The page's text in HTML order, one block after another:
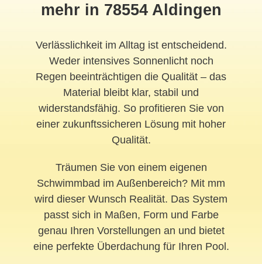
mehr in 78554 Aldingen
Verlässlichkeit im Alltag ist entscheidend.
Weder intensives Sonnenlicht noch
Regen beeinträchtigen die Qualität – das
Material bleibt klar, stabil und
widerstandsfähig. So profitieren Sie von
einer zukunftssicheren Lösung mit hoher
Qualität.
Träumen Sie von einem eigenen
Schwimmbad im Außenbereich? Mit mm
wird dieser Wunsch Realität. Das System
passt sich in Maßen, Form und Farbe
genau Ihren Vorstellungen an und bietet
eine perfekte Überdachung für Ihren Pool.